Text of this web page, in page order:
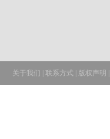
关于我们 联系方式 版权声明